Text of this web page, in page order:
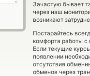
Зачастую бывает
через наш
возникают
Постарайтесь
комфорта работы
Если текущие
появлении
отсутствия
обменов через